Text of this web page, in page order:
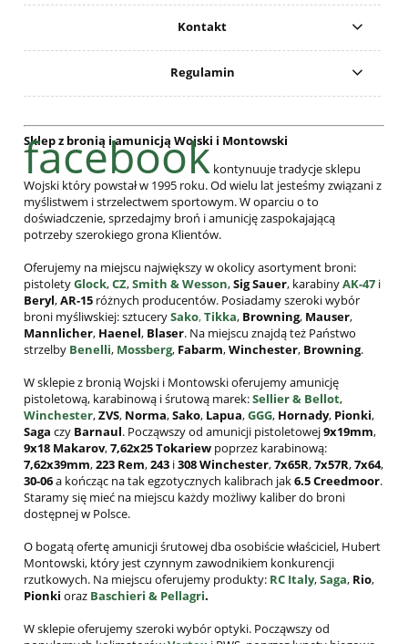
Kontakt
Regulamin
Sklep z bronią i amunicją Wojski i Montowski
facebook kontynuuje tradycje sklepu
Wojski który powstał w 1995 roku. Od wielu lat jesteśmy związani z
myślistwem i strzelectwem sportowym. W oparciu o to
doświadczenie, sprzedajmy broń i amunicję zaspokajającą
potrzeby szerokiego grona Klientów.
Oferujemy na miejscu największy w okolicy asortyment broni:
pistoletyGlock,CZ,Smith & Wesson,Sig Sauer, karabinyAK-47 i
Beryl,AR-15 różnych producentów. Posiadamy szeroki wybór
broni myśliwskiej: sztucerySako,Tikka, Browning, Mauser,
Mannlicher, Haenel, Blaser. Na miejscu znajdą też Państwo
strzelby Benelli, Mossberg, Fabarm,Winchester, Browning.
W sklepie z bronią Wojski i Montowski oferujemy amunicję
pistoletową, karabinową i śrutową marek:Sellier & Bellot,
Winchester,ZVS, Norma,Sako, Lapua,GGG, Hornady, Pionki,
Saga czy Barnaul. Począwszy od amunicji pistoletowej9x19mm,
9x18 Makarov,7,62x25Tokariew poprzez karabinową:
7,62x39mm,223 Rem,243 i308Winchester,7x65R,7x57R,7x64,
30-06a kończąc na tak egzotycznych kalibrach jak6.5 Creedmoor.
Staramy się mieć na miejscu każdy możliwy kaliber do broni
dostępnej w Polsce.
O bogatą ofertę amunicji śrutowej dba osobiście właściciel, Hubert
Montowski, który jest czynnym zawodnikiem konkurencji
rzutkowych. Na miejscu oferujemy produkty: RC Italy,Saga, Rio,
Pionki oraz Baschieri & Pellagri.
W sklepie oferujemy szeroki wybór optyki. Począwszy od